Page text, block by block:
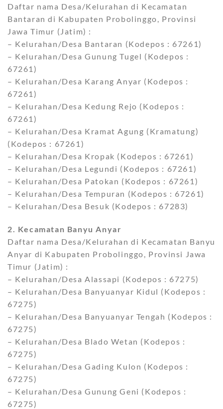
Daftar nama Desa/Kelurahan di Kecamatan
Bantaran di Kabupaten Probolinggo, Provinsi
Jawa Timur (Jatim) :
– Kelurahan/Desa Bantaran (Kodepos : 67261)
– Kelurahan/Desa Gunung Tugel (Kodepos :
67261)
– Kelurahan/Desa Karang Anyar (Kodepos :
67261)
– Kelurahan/Desa Kedung Rejo (Kodepos :
67261)
– Kelurahan/Desa Kramat Agung (Kramatung)
(Kodepos : 67261)
– Kelurahan/Desa Kropak (Kodepos : 67261)
– Kelurahan/Desa Legundi (Kodepos : 67261)
– Kelurahan/Desa Patokan (Kodepos : 67261)
– Kelurahan/Desa Tempuran (Kodepos : 67261)
– Kelurahan/Desa Besuk (Kodepos : 67283)
2. Kecamatan Banyu Anyar
Daftar nama Desa/Kelurahan di Kecamatan Banyu
Anyar di Kabupaten Probolinggo, Provinsi Jawa
Timur (Jatim) :
– Kelurahan/Desa Alassapi (Kodepos : 67275)
– Kelurahan/Desa Banyuanyar Kidul (Kodepos :
67275)
– Kelurahan/Desa Banyuanyar Tengah (Kodepos :
67275)
– Kelurahan/Desa Blado Wetan (Kodepos :
67275)
– Kelurahan/Desa Gading Kulon (Kodepos :
67275)
– Kelurahan/Desa Gunung Geni (Kodepos :
67275)